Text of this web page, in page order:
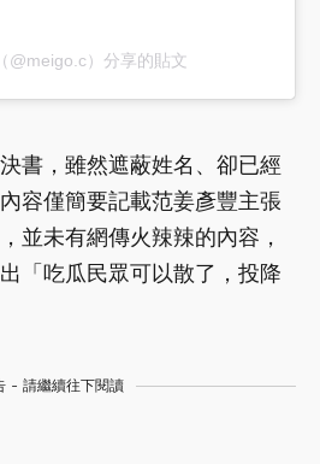
@meigo.c）分享的貼文
書，雖然遮蔽姓名、卻已經
容僅簡要記載范姜彥豐主張
並未有網傳火辣辣的內容，
「吃瓜民眾可以散了，投降
- 請繼續往下閱讀